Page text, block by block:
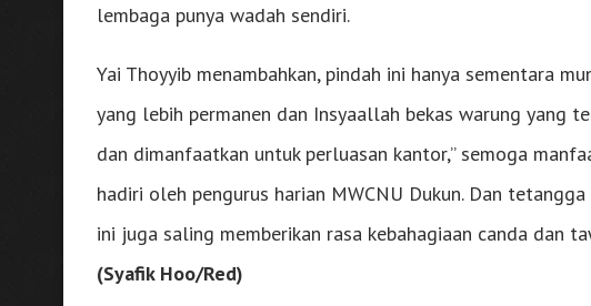
lembaga punya wadah sendiri.
Yai Thoyyib menambahkan, pindah ini hanya sementara
yang lebih permanen dan Insyaallah bekas warung yang
dan dimanfaatkan untuk perluasan kantor,” semoga
hadiri oleh pengurus harian MWCNU Dukun. Dan
ini juga saling memberikan rasa kebahagiaan canda dan
(Syafik Hoo/Red)